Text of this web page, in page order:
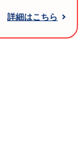
詳細はこちら